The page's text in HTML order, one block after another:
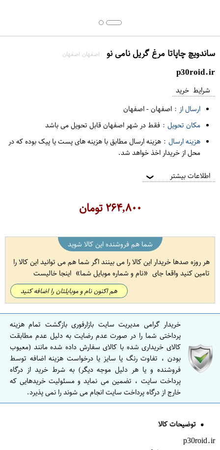
ساندویچ چاپاتا مرغ گریل نامی نو اصفهان اصفهان
p30roid.ir
شرایط خرید
ارسال از : اصفهان-اصفهان
مکان تحویل : فقط در شهر اصفهان قابل تحویل می باشد
هزینه ارسال : هزینه ارسال مطابق با هزینه های پست یا پیک بوده که در
محل از خریدار اخذ خواهد شد.
اطلاعات بیشتر ❯
۲۶۴,۸۰۰تومان
شما هم فروشنده این کالا شوید
هر روزه صدها خریدار این کالا را می بینند اگر شما هم می توانید این کالا را
تامین کنید واقعا جای
نام و شماره موبایل شما اینجا خالیست
هم اکنون نام و موبایلتان را اضافه کنید
خریدار گرامی مدیریت سایت بازارفوری بازگشت تمام هزینه
پرداختی شما را در صورت عدم رضایت به دلیل عدم مطابقت
کالای خریداری شده با کالای سفارش داده شده مانند (معیوب
بودن ، تفاوت رنگ یا سایز یا درخواست هزینه اضافه توسط
فروشنده و یا هر دلیل موجه دیگر) به شرط خرید از درگاه
پرداخت سایت ، تضمین می نماید و مسئولیت خریدهایی که
خارج از درگاه پرداخت سایت انجام می شوند را نمی پذیرد.
توضیحات کالا
p30roid.ir